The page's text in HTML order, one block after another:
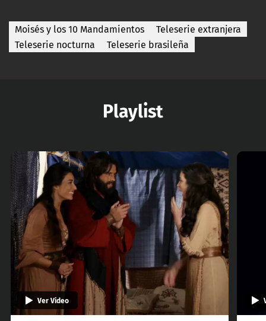
Moisés y los 10 Mandamientos
Teleserie extranjera
Teleserie nocturna
Teleserie brasileña
Playlist
Ver Video